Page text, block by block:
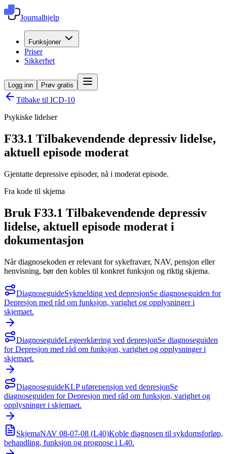
Journalhjelp
Funksjoner
Priser
Sikkerhet
Logg inn Prøv gratis
Tilbake til ICD-10
Psykiske lidelser
F33.1 Tilbakevendende depressiv lidelse,
aktuell episode moderat
Gjentatte depressive episoder, nå i moderat episode.
Fra kode til skjema
Bruk F33.1 Tilbakevendende depressiv
lidelse, aktuell episode moderat i
dokumentasjon
Når diagnosekoden er relevant for sykefravær, NAV, pensjon eller
henvisning, bør den kobles til konkret funksjon og riktig skjema.
DiagnoseguideSykmelding ved depresjonSe diagnoseguiden for
Depresjon med råd om funksjon, varighet og opplysninger i
skjemaet.
DiagnoseguideLegeerklæring ved depresjonSe diagnoseguiden
for Depresjon med råd om funksjon, varighet og opplysninger i
skjemaet.
DiagnoseguideKLP uførepensjon ved depresjonSe
diagnoseguiden for Depresjon med råd om funksjon, varighet og
opplysninger i skjemaet.
SkjemaNAV 08-07-08 (L40)Koble diagnosen til sykdomsforløp,
behandling, funksjon og prognose i L40.